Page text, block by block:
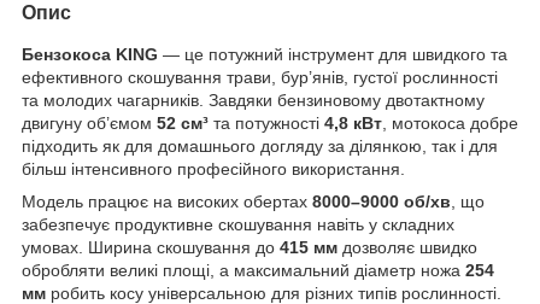
Опис
Бензокоса KING — це потужний інструмент для швидкого та
ефективного скошування трави, бур’янів, густої рослинності
та молодих чагарників. Завдяки бензиновому двотактному
двигуну об’ємом 52 см³ та потужності 4,8 кВт , мотокоса добре
підходить як для домашнього догляду за ділянкою, так і для
більш інтенсивного професійного використання.
Модель працює на високих обертах 8000–9000 об/хв , що
забезпечує продуктивне скошування навіть у складних
умовах. Ширина скошування до 415 мм дозволяє швидко
обробляти великі площі, а максимальний діаметр ножа 254
мм робить косу універсальною для різних типів рослинності.